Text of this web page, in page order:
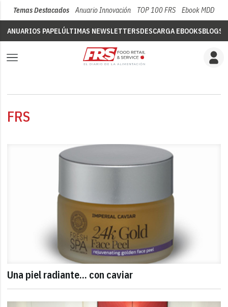
Temas Destacados Anuario Innovación TOP 100 FRS Ebook MDD
ANUARIOS PAPELÚLTIMAS NEWSLETTERSDESCARGA EBOOKSBLOGS
FRS
Una piel radiante... con caviar